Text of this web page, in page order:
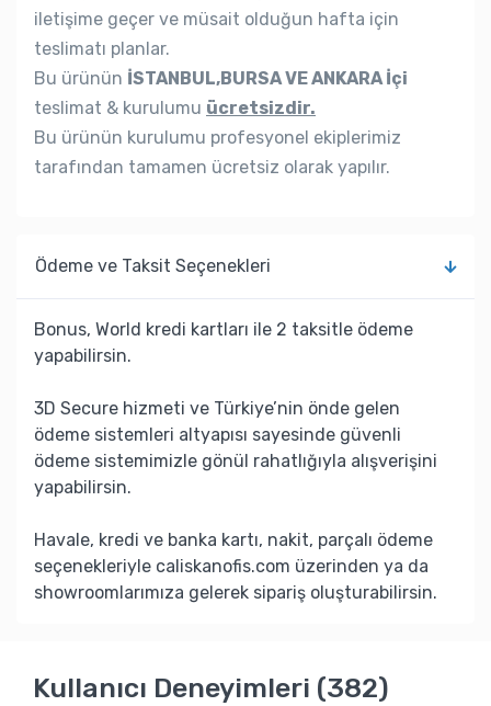
iletişime geçer ve müsait olduğun hafta için
teslimatı planlar.
Bu ürünün İSTANBUL,BURSA VE ANKARA İçi
teslimat & kurulumu ücretsizdir.
Bu ürünün kurulumu profesyonel ekiplerimiz
tarafından tamamen ücretsiz olarak yapılır.
Ödeme ve Taksit Seçenekleri
Bonus, World kredi kartları ile 2 taksitle ödeme
yapabilirsin.
3D Secure hizmeti ve Türkiye’nin önde gelen
ödeme sistemleri altyapısı sayesinde güvenli
ödeme sistemimizle gönül rahatlığıyla alışverişini
yapabilirsin.
Havale, kredi ve banka kartı, nakit, parçalı ödeme
seçenekleriyle caliskanofis.com üzerinden ya da
showroomlarımıza gelerek sipariş oluşturabilirsin.
Kullanıcı Deneyimleri (382)